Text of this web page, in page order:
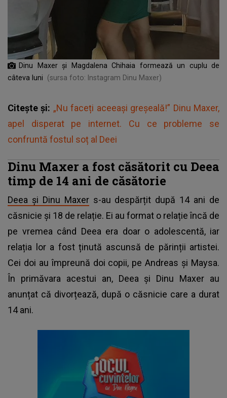
Dinu Maxer și Magdalena Chihaia formează un cuplu de
câteva luni
(sursa foto: Instagram Dinu Maxer)
Citește și: „Nu faceți aceeași greșeală!” Dinu Maxer,
apel disperat pe internet. Cu ce probleme se
confruntă fostul soț al Deei
Dinu Maxer a fost căsătorit cu Deea
timp de 14 ani de căsătorie
Deea și Dinu Maxers-au despărțit după 14 ani de
căsnicie și 18 de relație. Ei au format o relație încă de
pe vremea când Deea era doar o adolescentă, iar
relația lor a fost ținută ascunsă de părinții artistei.
Cei doi au împreună doi copii, pe Andreas și Maysa.
În primăvara acestui an, Deea și Dinu Maxer au
anunțat că divorțează, după o căsnicie care a durat
14 ani.